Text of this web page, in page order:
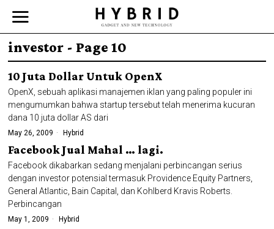
investor - Page 10
10 Juta Dollar Untuk OpenX
OpenX, sebuah aplikasi manajemen iklan yang paling populer ini
mengumumkan bahwa startup tersebut telah menerima kucuran
dana 10 juta dollar AS dari
May 26, 2009 Hybrid
Facebook Jual Mahal … lagi.
Facebook dikabarkan sedang menjalani perbincangan serius
dengan investor potensial termasuk Providence Equity Partners,
General Atlantic, Bain Capital, dan Kohlberd Kravis Roberts.
Perbincangan
May 1, 2009 Hybrid